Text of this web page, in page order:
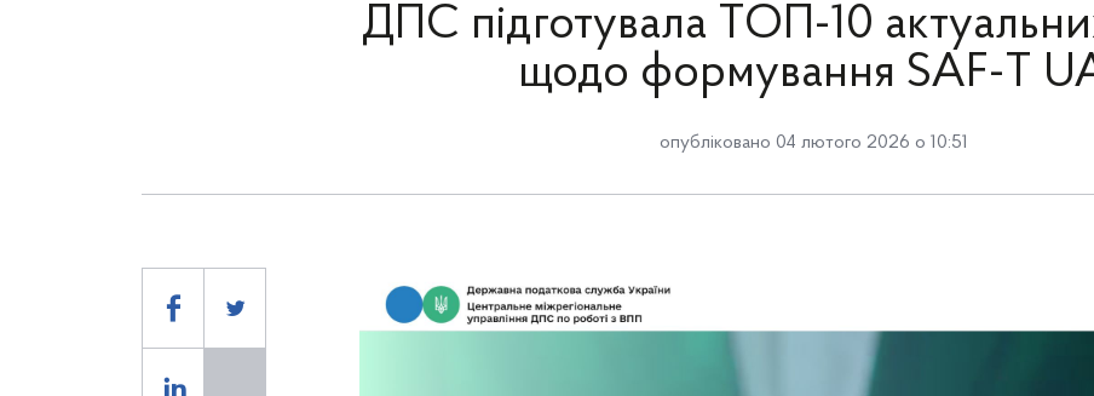
ДПС підготувала ТОП-10
щодо формування SAF-T
опубліковано 04 лютого 2026 о 10:51